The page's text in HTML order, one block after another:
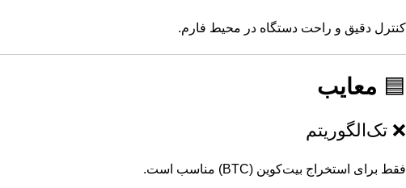
کنترل دقیق و راحت دستگاه در محیط فارم.
🟦 معایب
❌ تک‌الگوریتم
فقط برای استخراج بیت‌کوین (BTC) مناسب است.